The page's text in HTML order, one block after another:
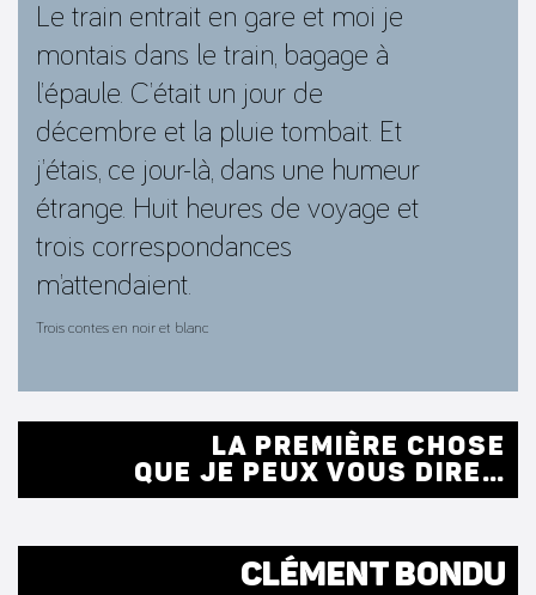
Le train entrait en gare et moi je
montais dans le train, bagage à
l’épaule. C’était un jour de
décembre et la pluie tombait. Et
j’étais, ce jour-là, dans une humeur
étrange. Huit heures de voyage et
trois correspondances
m’attendaient.
Trois contes en noir et blanc
LA PREMIÈRE CHOSE
QUE JE PEUX VOUS DIRE…
CLÉMENT BONDU